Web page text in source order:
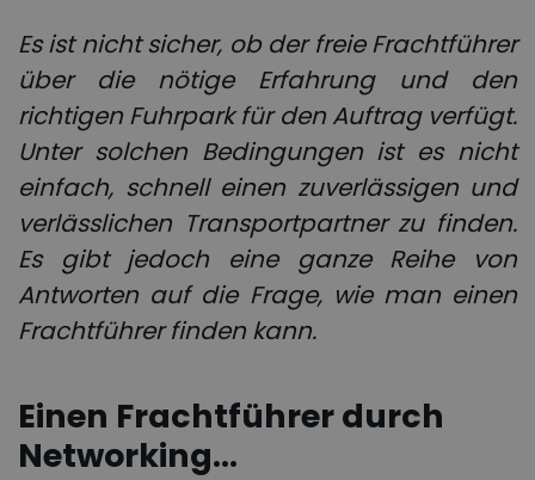
Es ist nicht sicher, ob der freie Frachtführer
über die nötige Erfahrung und den
richtigen Fuhrpark für den Auftrag verfügt.
Unter solchen Bedingungen ist es nicht
einfach, schnell einen zuverlässigen und
verlässlichen Transportpartner zu finden.
Es gibt jedoch eine ganze Reihe von
Antworten auf die Frage, wie man einen
Frachtführer finden kann.
Einen Frachtführer durch
Networking…